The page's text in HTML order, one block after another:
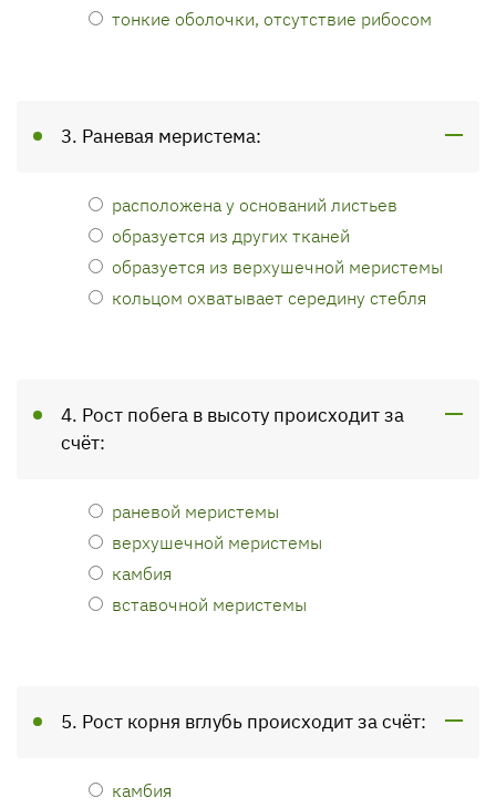
тонкие оболочки, отсутствие рибосом
3. Раневая меристема:
расположена у оснований листьев
образуется из других тканей
образуется из верхушечной меристемы
кольцом охватывает середину стебля
4. Рост побега в высоту происходит за
счёт:
раневой меристемы
верхушечной меристемы
камбия
вставочной меристемы
5. Рост корня вглубь происходит за счёт:
камбия